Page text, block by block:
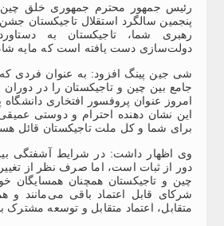
رئیس جمهور محترم جمهوری خلق
پنجمین سالگرد استقلال تاجیکستان
رهبری شما، تاجیکستان به
دولت‌سازی دست یافته است که مایه
شی جین پینگ افزود: به عنوان فردی
جامع بین چین و تاجیکستان را در دوران
امروز عنوان پروفسور افتخاری
این نشان دهنده احترام و دوستی
برای شما و کل ملت تاجیکستان قائل
وی اظهار داشت: در شرایط آشفتگی
دور از ثبات است، اما صرف نظر از
چین و تاجیکستان همچنان همسایگان
شرکای قابل اعتماد باقی می‌مانند و
متقابل، اعتماد متقابل و توسعه مشترک